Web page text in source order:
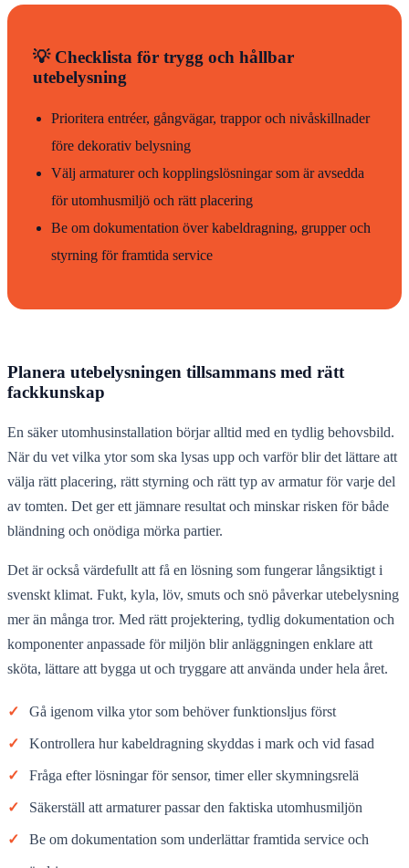
💡 Checklista för trygg och hållbar
utebelysning
Prioritera entréer, gångvägar, trappor och nivåskillnader
före dekorativ belysning
Välj armaturer och kopplingslösningar som är avsedda
för utomhusmiljö och rätt placering
Be om dokumentation över kabeldragning, grupper och
styrning för framtida service
Planera utebelysningen tillsammans med rätt
fackkunskap
En säker utomhusinstallation börjar alltid med en tydlig behovsbild.
När du vet vilka ytor som ska lysas upp och varför blir det lättare att
välja rätt placering, rätt styrning och rätt typ av armatur för varje del
av tomten. Det ger ett jämnare resultat och minskar risken för både
bländning och onödiga mörka partier.
Det är också värdefullt att få en lösning som fungerar långsiktigt i
svenskt klimat. Fukt, kyla, löv, smuts och snö påverkar utebelysning
mer än många tror. Med rätt projektering, tydlig dokumentation och
komponenter anpassade för miljön blir anläggningen enklare att
sköta, lättare att bygga ut och tryggare att använda under hela året.
✓ Gå igenom vilka ytor som behöver funktionsljus först
✓ Kontrollera hur kabeldragning skyddas i mark och vid fasad
✓ Fråga efter lösningar för sensor, timer eller skymningsrelä
✓ Säkerställ att armaturer passar den faktiska utomhusmiljön
✓ Be om dokumentation som underlättar framtida service och